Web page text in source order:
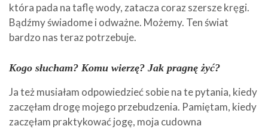
która pada na taflę wody, zatacza coraz szersze kręgi.
Bądźmy świadome i odważne. Możemy. Ten świat
bardzo nas teraz potrzebuje.
Kogo słucham? Komu wierzę? Jak pragnę żyć?
Ja też musiałam odpowiedzieć sobie na te pytania, kiedy
zaczęłam drogę mojego przebudzenia. Pamiętam, kiedy
zaczęłam praktykować jogę, moja cudowna